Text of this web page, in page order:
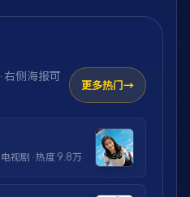
右侧海报可
更多热门
电视剧 · 热度 9.8万